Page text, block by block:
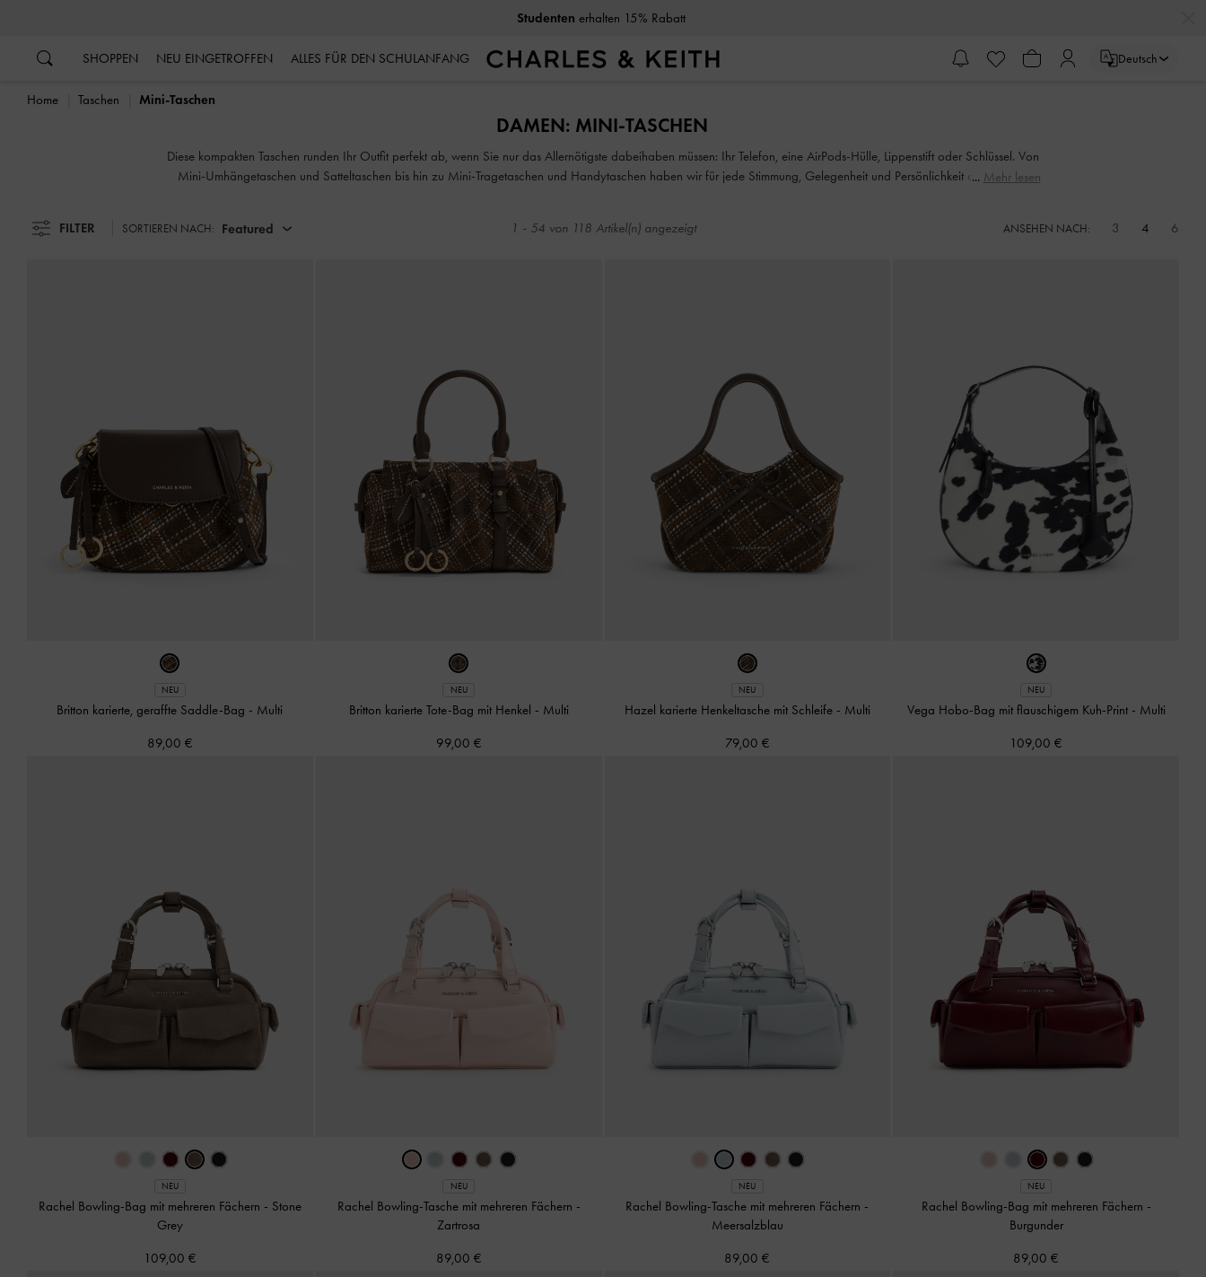
Studenten erhalten 15% Rabatt
SHOPPEN NEU EINGETROFFEN ALLES FÜR DEN SCHULANFANG Deutsch
Home Taschen Mini-Taschen
DAMEN: MINI-TASCHEN
Diese kompakten Taschen runden Ihr Outfit perfekt ab, wenn Sie nur das Allernötigste dabeihaben müssen: Ihr Telefon, eine AirPods-Hülle, Lippenstift oder Schlüssel. Von
Mini-Umhängetaschen und Satteltaschen bis hin zu Mini-Tragetaschen und Handytaschen haben wir für jede Stimmung, Gelegenheit und Persönlichkeit die perfekte
Mehr lesen
FILTER SORTIEREN NACH: Featured 1 - 54 von 118 Artikel(n) angezeigt ANSEHEN NACH: 3 4 6
NEU
Britton karierte, geraffte Saddle-Bag - Multi
89,00 €
NEU
Britton karierte Tote-Bag mit Henkel - Multi
99,00 €
NEU
Hazel karierte Henkeltasche mit Schleife - Multi
79,00 €
NEU
Vega Hobo-Bag mit flauschigem Kuh-Print - Multi
109,00 €
NEU
Rachel Bowling-Bag mit mehreren Fächern - Stone
Grey
109,00 €
NEU
Rachel Bowling-Tasche mit mehreren Fächern -
Zartrosa
89,00 €
NEU
Rachel Bowling-Tasche mit mehreren Fächern -
Meersalzblau
89,00 €
NEU
Rachel Bowling-Bag mit mehreren Fächern -
Burgunder
89,00 €